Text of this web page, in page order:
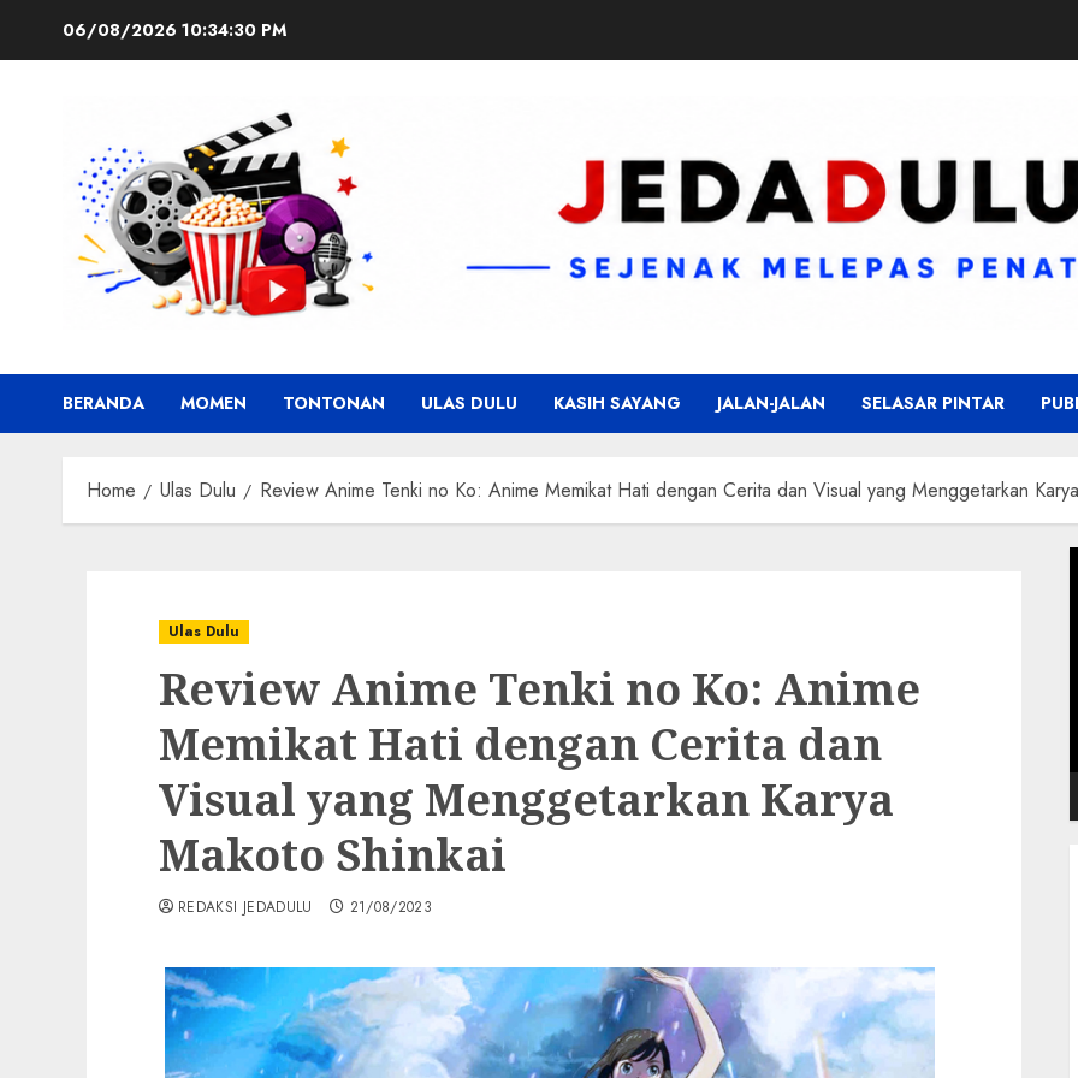
06/08/2026 10:34:31 PM
BERANDA MOMEN TONTONAN ULAS DULU KASIH SAYANG JALAN-JALAN SELASAR PINTAR
Home Ulas Dulu Review Anime Tenki no Ko: Anime Memikat Hati dengan Cerita dan Visual yang Menggetarkan
Ulas Dulu
Review Anime Tenki no Ko: Anime
Memikat Hati dengan Cerita dan
Visual yang Menggetarkan Karya
Makoto Shinkai
REDAKSI JEDADULU 21/08/2023